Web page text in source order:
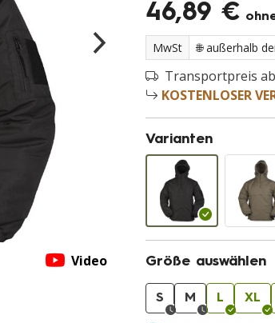
46,89 €
MwSt
Transportpreis ab
KOSTENLOSER
Varianten
Größe auswählen
S M L XL
Video